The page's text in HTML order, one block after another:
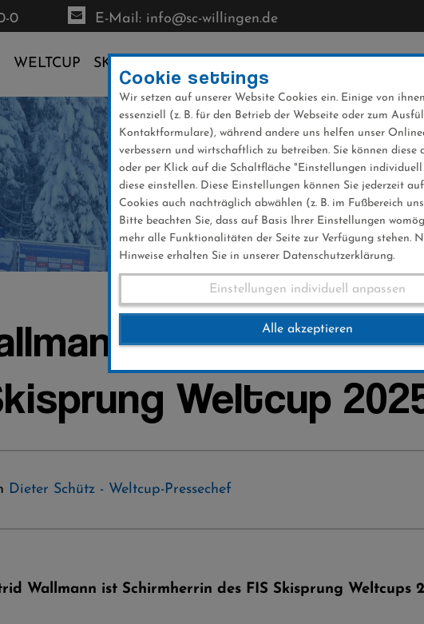
0 E-Mail: info@sc-willingen.de
WELTCUP SKI-CLUB
übernimmt
Weltcup
Dieter Schütz - Weltcup-Pressechef
Wallmann ist Schirmherrin des FIS Skisprung Weltcups
Cookie settings
Wir setzen auf unserer Website Cookies ein. Einige von
essenziell (z. B. für den Betrieb der Webseite oder zum
Kontaktformulare), während andere uns helfen unser
verbessern und wirtschaftlich zu betreiben. Sie können diese
oder per Klick auf die Schaltfläche "Einstellungen individuell
diese einstellen. Diese Einstellungen können Sie jederzeit
Cookies auch nachträglich abwählen (z. B. im Fußbereich
Bitte beachten Sie, dass auf Basis Ihrer Einstellungen
mehr alle Funktionalitäten der Seite zur Verfügung stehen.
Hinweise erhalten Sie in unserer Datenschutzerklärung.
Einstellungen individuell anpassen
Alle akzeptieren